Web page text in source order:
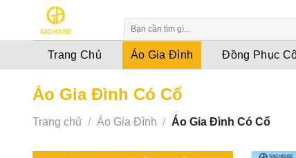
content
Trang Chủ Áo Gia Đình Đồng Phục
Áo Gia Đình Có Cổ
Trang chủ / Áo Gia Đình / Áo Gia Đình Có Cổ